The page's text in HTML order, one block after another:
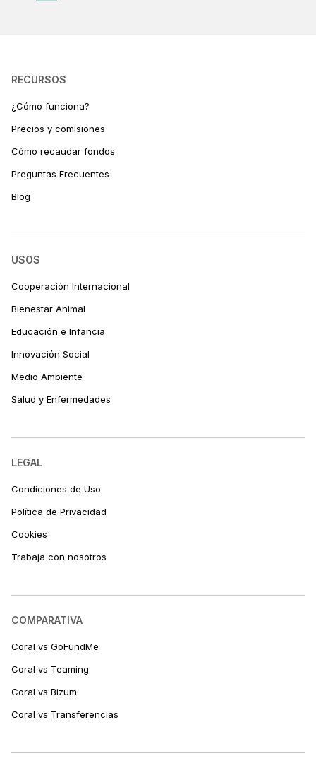
RECURSOS
¿Cómo funciona?
Precios y comisiones
Cómo recaudar fondos
Preguntas Frecuentes
Blog
USOS
Cooperación Internacional
Bienestar Animal
Educación e Infancia
Innovación Social
Medio Ambiente
Salud y Enfermedades
LEGAL
Condiciones de Uso
Política de Privacidad
Cookies
Trabaja con nosotros
COMPARATIVA
Coral vs GoFundMe
Coral vs Teaming
Coral vs Bizum
Coral vs Transferencias